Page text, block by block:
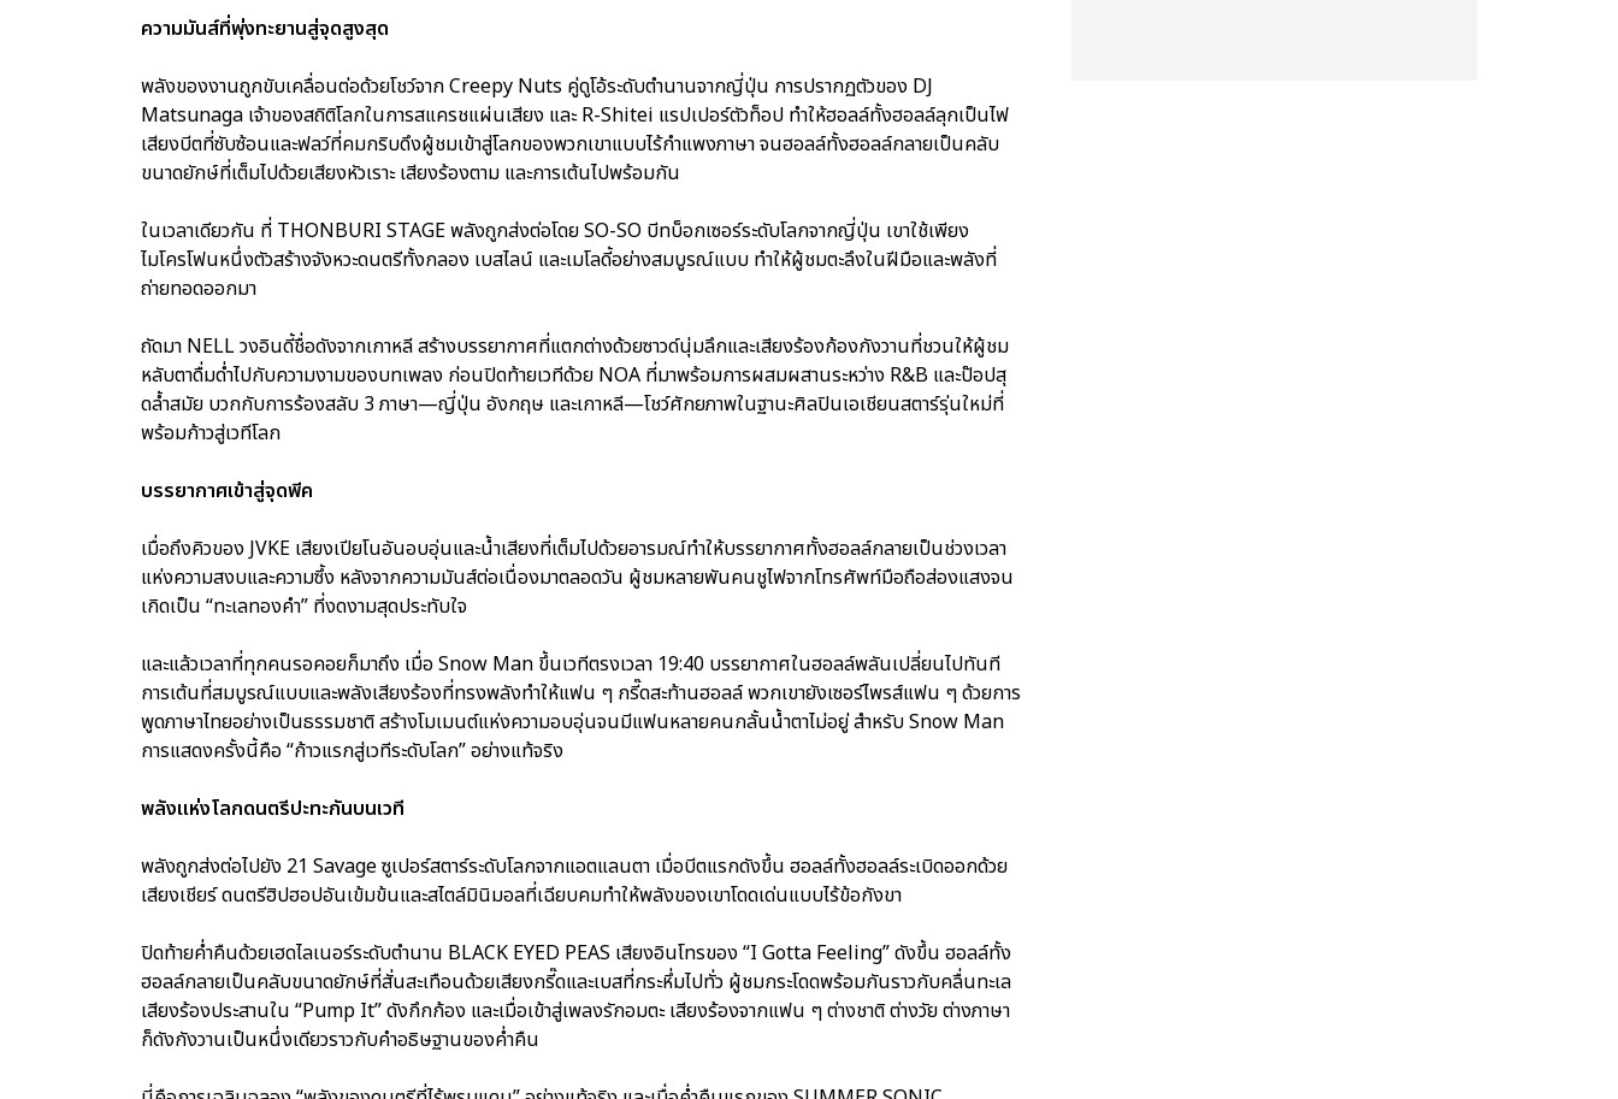
ความมันส์ที่พุ่งทะยานสู่จุดสูงสุด
พลังของงานถูกขับเคลื่อนต่อด้วยโชว์จาก Creepy Nuts คู่ดูโอ้ระดับตำนานจากญี่ปุ่น การปรากฏตัวของ DJ
Matsunaga เจ้าของสถิติโลกในการสแครชแผ่นเสียง และ R-Shitei แรปเปอร์ตัวท็อป ทำให้ฮอลล์ทั้งฮอลล์ลุกเป็นไฟ
เสียงบีตที่ซับซ้อนและฟลว์ที่คมกริบดึงผู้ชมเข้าสู่โลกของพวกเขาแบบไร้กำแพงภาษา จนฮอลล์ทั้งฮอลล์กลายเป็นคลับ
ขนาดยักษ์ที่เต็มไปด้วยเสียงหัวเราะ เสียงร้องตาม และการเต้นไปพร้อมกัน
ในเวลาเดียวกัน ที่ THONBURI STAGE พลังถูกส่งต่อโดย SO-SO บีทบ็อกเซอร์ระดับโลกจากญี่ปุ่น เขาใช้เพียง
ไมโครโฟนหนึ่งตัวสร้างจังหวะดนตรีทั้งกลอง เบสไลน์ และเมโลดี้อย่างสมบูรณ์แบบ ทำให้ผู้ชมตะลึงในฝีมือและพลังที่
ถ่ายทอดออกมา
ถัดมา NELL วงอินดี้ชื่อดังจากเกาหลี สร้างบรรยากาศที่แตกต่างด้วยซาวด์นุ่มลึกและเสียงร้องก้องกังวานที่ชวนให้ผู้ชม
หลับตาดื่มด่ำไปกับความงามของบทเพลง ก่อนปิดท้ายเวทีด้วย NOA ที่มาพร้อมการผสมผสานระหว่าง R&B และป๊อปสุ
ดล้ำสมัย บวกกับการร้องสลับ 3 ภาษา—ญี่ปุ่น อังกฤษ และเกาหลี—โชว์ศักยภาพในฐานะศิลปินเอเชียนสตาร์รุ่นใหม่ที่
พร้อมก้าวสู่เวทีโลก
บรรยากาศเข้าสู่จุดพีค
เมื่อถึงคิวของ JVKE เสียงเปียโนอันอบอุ่นและน้ำเสียงที่เต็มไปด้วยอารมณ์ทำให้บรรยากาศทั้งฮอลล์กลายเป็นช่วงเวลา
แห่งความสงบและความซึ้ง หลังจากความมันส์ต่อเนื่องมาตลอดวัน ผู้ชมหลายพันคนชูไฟจากโทรศัพท์มือถือส่องแสงจน
เกิดเป็น “ทะเลทองคำ” ที่งดงามสุดประทับใจ
และแล้วเวลาที่ทุกคนรอคอยก็มาถึง เมื่อ Snow Man ขึ้นเวทีตรงเวลา 19:40 บรรยากาศในฮอลล์พลันเปลี่ยนไปทันที
การเต้นที่สมบูรณ์แบบและพลังเสียงร้องที่ทรงพลังทำให้แฟน ๆ กรี๊ดสะท้านฮอลล์ พวกเขายังเซอร์ไพรส์แฟน ๆ ด้วยการ
พูดภาษาไทยอย่างเป็นธรรมชาติ สร้างโมเมนต์แห่งความอบอุ่นจนมีแฟนหลายคนกลั้นน้ำตาไม่อยู่ สำหรับ Snow Man
การแสดงครั้งนี้คือ “ก้าวแรกสู่เวทีระดับโลก” อย่างแท้จริง
พลังแห่งโลกดนตรีปะทะกันบนเวที
พลังถูกส่งต่อไปยัง 21 Savage ซูเปอร์สตาร์ระดับโลกจากแอตแลนตา เมื่อบีตแรกดังขึ้น ฮอลล์ทั้งฮอลล์ระเบิดออกด้วย
เสียงเชียร์ ดนตรีฮิปฮอปอันเข้มข้นและสไตล์มินิมอลที่เฉียบคมทำให้พลังของเขาโดดเด่นแบบไร้ข้อกังขา
ปิดท้ายค่ำคืนด้วยเฮดไลเนอร์ระดับตำนาน BLACK EYED PEAS เสียงอินโทรของ “I Gotta Feeling” ดังขึ้น ฮอลล์ทั้ง
ฮอลล์กลายเป็นคลับขนาดยักษ์ที่สั่นสะเทือนด้วยเสียงกรี๊ดและเบสที่กระหึ่มไปทั่ว ผู้ชมกระโดดพร้อมกันราวกับคลื่นทะเล
เสียงร้องประสานใน “Pump It” ดังกึกก้อง และเมื่อเข้าสู่เพลงรักอมตะ เสียงร้องจากแฟน ๆ ต่างชาติ ต่างวัย ต่างภาษา
ก็ดังกังวานเป็นหนึ่งเดียวราวกับคำอธิษฐานของค่ำคืน